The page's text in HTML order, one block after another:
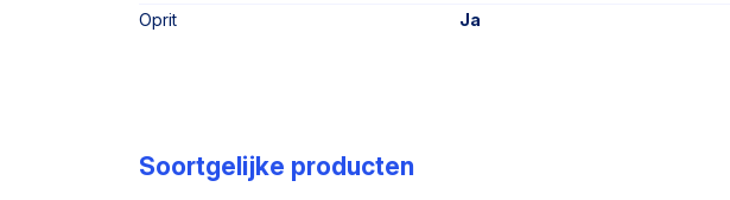
Oprit
Ja
Soortgelijke producten